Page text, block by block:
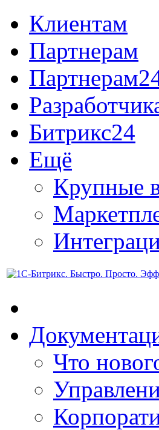
Клиентам
Партнерам
Битрикс24
Ещё
Крупные
Что